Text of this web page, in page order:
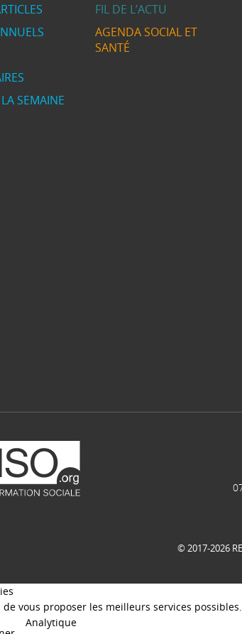
SEMAINE
FIL DE L’ACTU
AGENDA SOCIAL ET
SANTÉ
© 2017-2026
vous proposer les meilleurs services
Analytique